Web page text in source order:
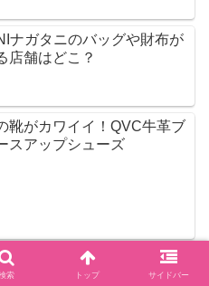
ナガタニのバッグや財布が
店舗はどこ？
靴がカワイイ！QVC牛革ブ
スアップシューズ
てる服の探し方は？インス
衣装が気になる
索 トップ サイドバー